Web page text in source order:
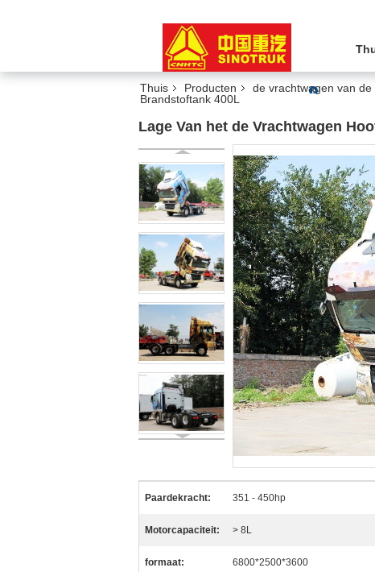
Thuis Producten de vrachtwagen van
Brandstoftank 400L
Lage Van het de Vrachtwagen
Paardekracht: 351 - 450hp
Motorcapaciteit: > 8L
formaat: 6800*2500*3600